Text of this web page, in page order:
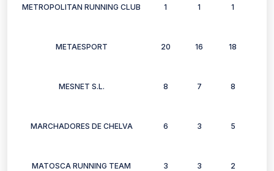
METROPOLITAN RUNNING CLUB 1 1 1
METAESPORT 20 16 18
MESNET S.L. 8 7 8
MARCHADORES DE CHELVA 6 3 5
MATOSCA RUNNING TEAM 3 3 2